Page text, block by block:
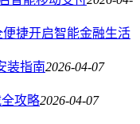
捷开启智能金融生活
装指南2026-04-07
攻略2026-04-07